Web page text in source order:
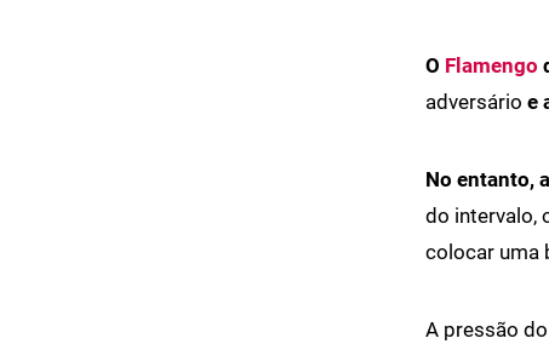
O Flamengo
adversário e
No entanto,
do intervalo,
colocar uma
A pressão